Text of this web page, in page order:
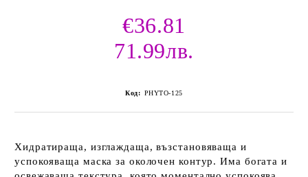
€36.81
71.99лв.
Код: PHYTO-125
Хидратираща, изглаждаща, възстановяваща и
успокояваща маска за околочен контур. Има богата и